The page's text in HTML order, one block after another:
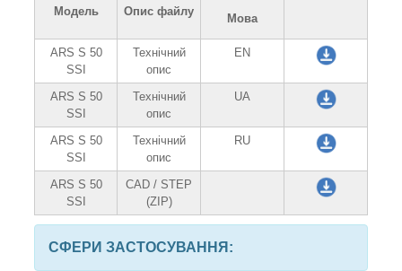
Модель Опис файлу
Мова
ARS S 50
SSI
Технічний
опис
EN
ARS S 50
SSI
Технічний
опис
UA
ARS S 50
SSI
Технічний
опис
RU
ARS S 50
SSI
CAD / STEP
(ZIP)
СФЕРИ ЗАСТОСУВАННЯ: